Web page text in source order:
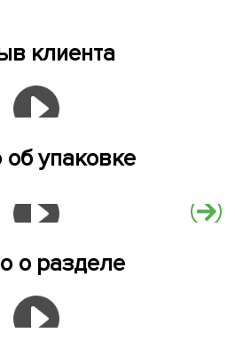
клиента
об упаковке
о разделе